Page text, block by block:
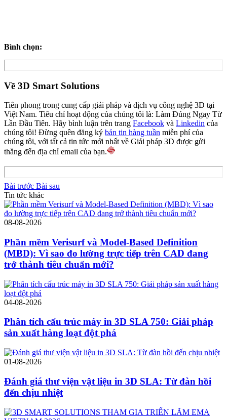
Bình chọn:
Về 3D Smart Solutions
Tiên phong trong cung cấp giải pháp và dịch vụ công nghệ 3D tại
Việt Nam. Tiêu chí hoạt động của chúng tôi là: Làm Đúng Ngay Từ
Lần Đầu Tiên. Hãy bình luận trên trang Facebook và Linkedin của
chúng tôi! Đừng quên đăng ký bản tin hàng tuần miễn phí của
chúng tôi, với tất cả tin tức mới nhất về Giải pháp 3D được gửi
thẳng đến địa chỉ email của bạn.
Bài trước Bài sau
Tin tức khác
08-08-2026
Phần mềm Verisurf và Model-Based Definition
(MBD): Vì sao đo lường trực tiếp trên CAD đang
trở thành tiêu chuẩn mới?
04-08-2026
Phân tích cấu trúc máy in 3D SLA 750: Giải pháp
sản xuất hàng loạt đột phá
01-08-2026
Đánh giá thư viện vật liệu in 3D SLA: Từ đàn hồi
đến chịu nhiệt